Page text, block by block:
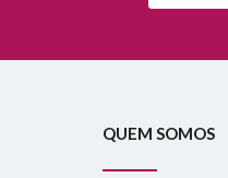
QUEM SOMOS